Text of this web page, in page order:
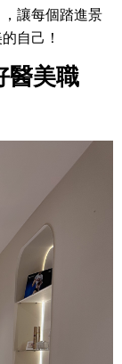
讓每個踏進景
自己！
醫美職